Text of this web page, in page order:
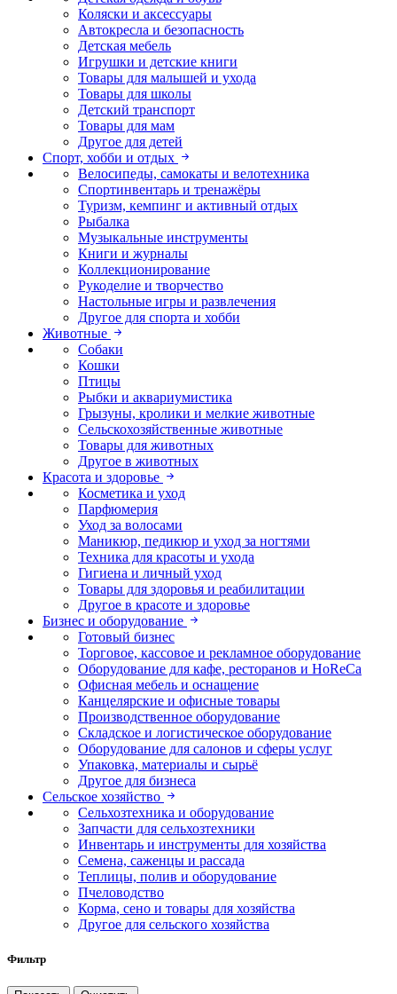
Коляски и аксессуары
Автокресла и безопасность
Детская мебель
Игрушки и детские книги
Товары для малышей и ухода
Товары для школы
Детский транспорт
Товары для мам
Другое для детей
Спорт, хобби и отдых
Велосипеды, самокаты и велотехника
Спортинвентарь и тренажёры
Туризм, кемпинг и активный отдых
Рыбалка
Музыкальные инструменты
Книги и журналы
Коллекционирование
Рукоделие и творчество
Настольные игры и развлечения
Другое для спорта и хобби
Животные
Собаки
Кошки
Птицы
Рыбки и аквариумистика
Грызуны, кролики и мелкие животные
Сельскохозяйственные животные
Товары для животных
Другое в животных
Красота и здоровье
Косметика и уход
Парфюмерия
Уход за волосами
Маникюр, педикюр и уход за ногтями
Техника для красоты и ухода
Гигиена и личный уход
Товары для здоровья и реабилитации
Другое в красоте и здоровье
Бизнес и оборудование
Готовый бизнес
Торговое, кассовое и рекламное оборудование
Оборудование для кафе, ресторанов и HoReCa
Офисная мебель и оснащение
Канцелярские и офисные товары
Производственное оборудование
Складское и логистическое оборудование
Оборудование для салонов и сферы услуг
Упаковка, материалы и сырьё
Другое для бизнеса
Сельское хозяйство
Сельхозтехника и оборудование
Запчасти для сельхозтехники
Инвентарь и инструменты для хозяйства
Семена, саженцы и рассада
Теплицы, полив и оборудование
Пчеловодство
Корма, сено и товары для хозяйства
Другое для сельского хозяйства
Фильтр